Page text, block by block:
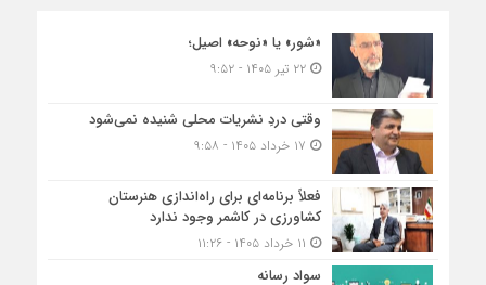
«شور» یا «نوحه» اصیل؛
۲۲ تیر ۱۴۰۵ - ۹:۵۲
وقتی دردِ نشریات محلی شنیده نمی‌شود
فعلاً برنامه‌ای برای راه‌اندازی هنرستان
کشاورزی در کاشمر وجود ندارد
سواد رسانه